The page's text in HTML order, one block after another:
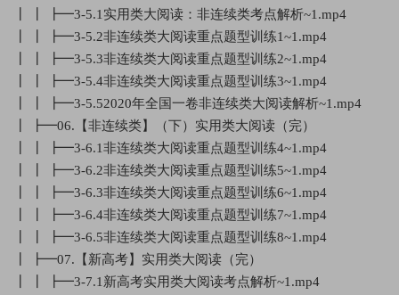
┃ ┃ ┣━3-5.1实用类大阅读：非连续类考点解析~1.mp4
┃ ┃ ┣━3-5.2非连续类大阅读重点题型训练1~1.mp4
┃ ┃ ┣━3-5.3非连续类大阅读重点题型训练2~1.mp4
┃ ┃ ┣━3-5.4非连续类大阅读重点题型训练3~1.mp4
┃ ┃ ┣━3-5.52020年全国一卷非连续类大阅读解析~1.mp4
┃ ┣━06.【非连续类】（下）实用类大阅读（完）
┃ ┃ ┣━3-6.1非连续类大阅读重点题型训练4~1.mp4
┃ ┃ ┣━3-6.2非连续类大阅读重点题型训练5~1.mp4
┃ ┃ ┣━3-6.3非连续类大阅读重点题型训练6~1.mp4
┃ ┃ ┣━3-6.4非连续类大阅读重点题型训练7~1.mp4
┃ ┃ ┣━3-6.5非连续类大阅读重点题型训练8~1.mp4
┃ ┣━07.【新高考】实用类大阅读（完）
┃ ┃ ┣━3-7.1新高考实用类大阅读考点解析~1.mp4